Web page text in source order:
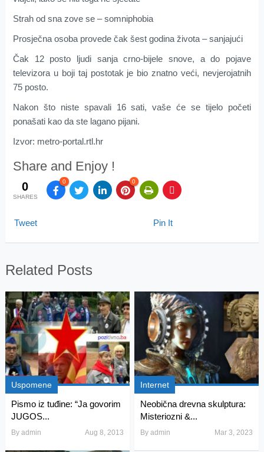
Strah od sna zove se – somniphobia
Prosječna osoba provede čak šest godina života – sanjajući
Čak 12 posto ljudi sanja crno-bijele snove, a do pojave
televizora u boji taj postotak je bio znatno veći, nevjerojatnih
75 posto.
Nakon što niste spavali 16 sati, vaše će se tijelo početi
ponašati kao da ste lagano pijani.
Izvor: metro-portal.rtl.hr
Share and Enjoy !
0
SHARES
0 0
Tweet Pin It
Related Posts
Uspomene
Pismo iz tuđine: “Ja govorim
JUGOS...
By admin Aug 8, 2013
Internet
Neobična drevna skulptura:
Misteriozni &...
Byadmin Mar 3, 2023